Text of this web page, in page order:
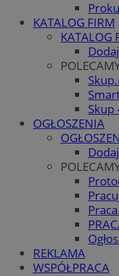
KATALOG FIRM
KATALOG
Skup
OGŁOSZENIA
REKLAMA
WSPÓŁPRACA